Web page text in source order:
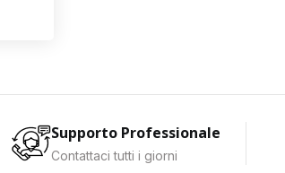
Supporto Professionale
Contattaci tutti i giorni